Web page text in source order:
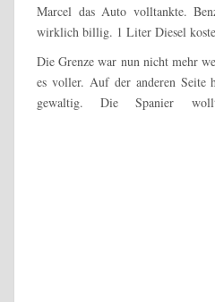
Marcel das Auto volltankte.
wirklich billig. 1 Liter Diesel
Die Grenze war nun nicht mehr
es voller. Auf der anderen Seite
gewaltig. Die Spanier